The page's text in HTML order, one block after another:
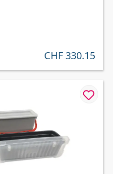
regulärer preis:
CHF 330.15